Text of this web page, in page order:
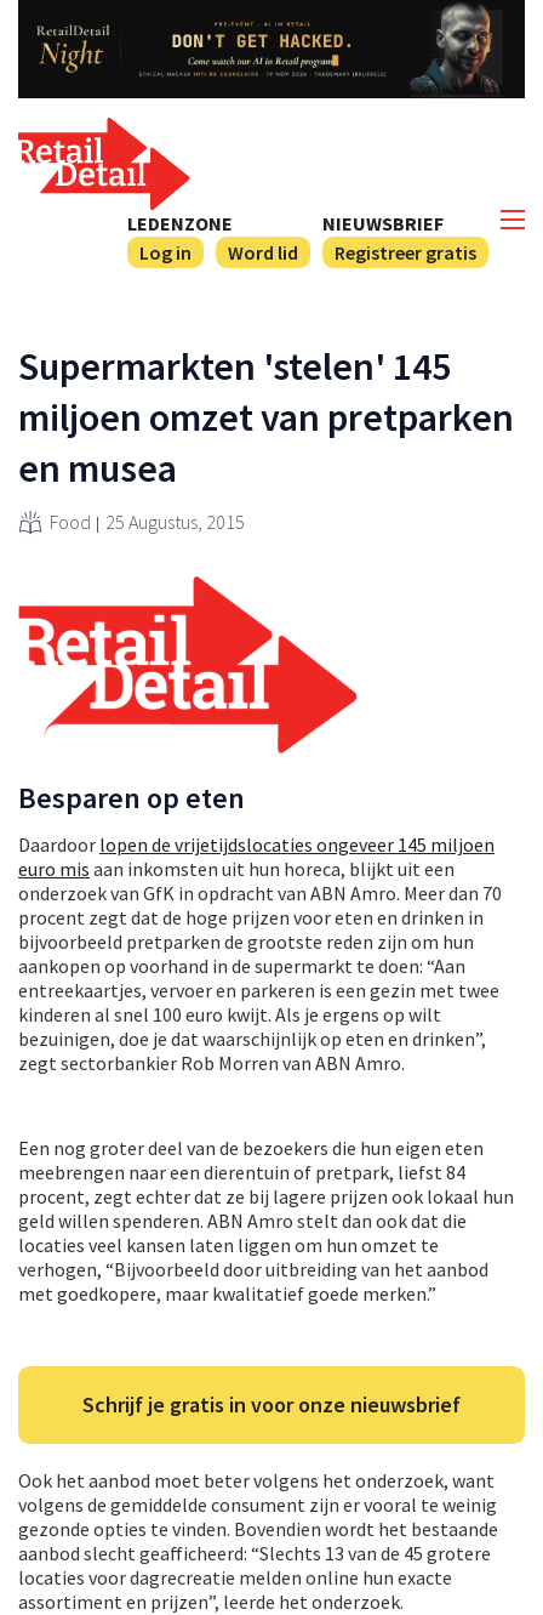
NIEUWSBRIEF
Registreer gratis
LEDENZONE
Log in
Word lid
Supermarkten 'stelen' 145
miljoen omzet van pretparken
en musea
Food 25 Augustus, 2015
Besparen op eten
Daardoor lopen de vrijetijdslocaties ongeveer 145 miljoen
euro mis aan inkomsten uit hun horeca, blijkt uit een
onderzoek van GfK in opdracht van ABN Amro. Meer dan 70
procent zegt dat de hoge prijzen voor eten en drinken in
bijvoorbeeld pretparken de grootste reden zijn om hun
aankopen op voorhand in de supermarkt te doen: “Aan
entreekaartjes, vervoer en parkeren is een gezin met twee
kinderen al snel 100 euro kwijt. Als je ergens op wilt
bezuinigen, doe je dat waarschijnlijk op eten en drinken”,
zegt sectorbankier Rob Morren van ABN Amro.
Een nog groter deel van de bezoekers die hun eigen eten
meebrengen naar een dierentuin of pretpark, liefst 84
procent, zegt echter dat ze bij lagere prijzen ook lokaal hun
geld willen spenderen. ABN Amro stelt dan ook dat die
locaties veel kansen laten liggen om hun omzet te
verhogen, “Bijvoorbeeld door uitbreiding van het aanbod
met goedkopere, maar kwalitatief goede merken.”
Schrijf je gratis in voor onze nieuwsbrief
Ook het aanbod moet beter volgens het onderzoek, want
volgens de gemiddelde consument zijn er vooral te weinig
gezonde opties te vinden. Bovendien wordt het bestaande
aanbod slecht geafficheerd: “Slechts 13 van de 45 grotere
locaties voor dagrecreatie melden online hun exacte
assortiment en prijzen”, leerde het onderzoek.